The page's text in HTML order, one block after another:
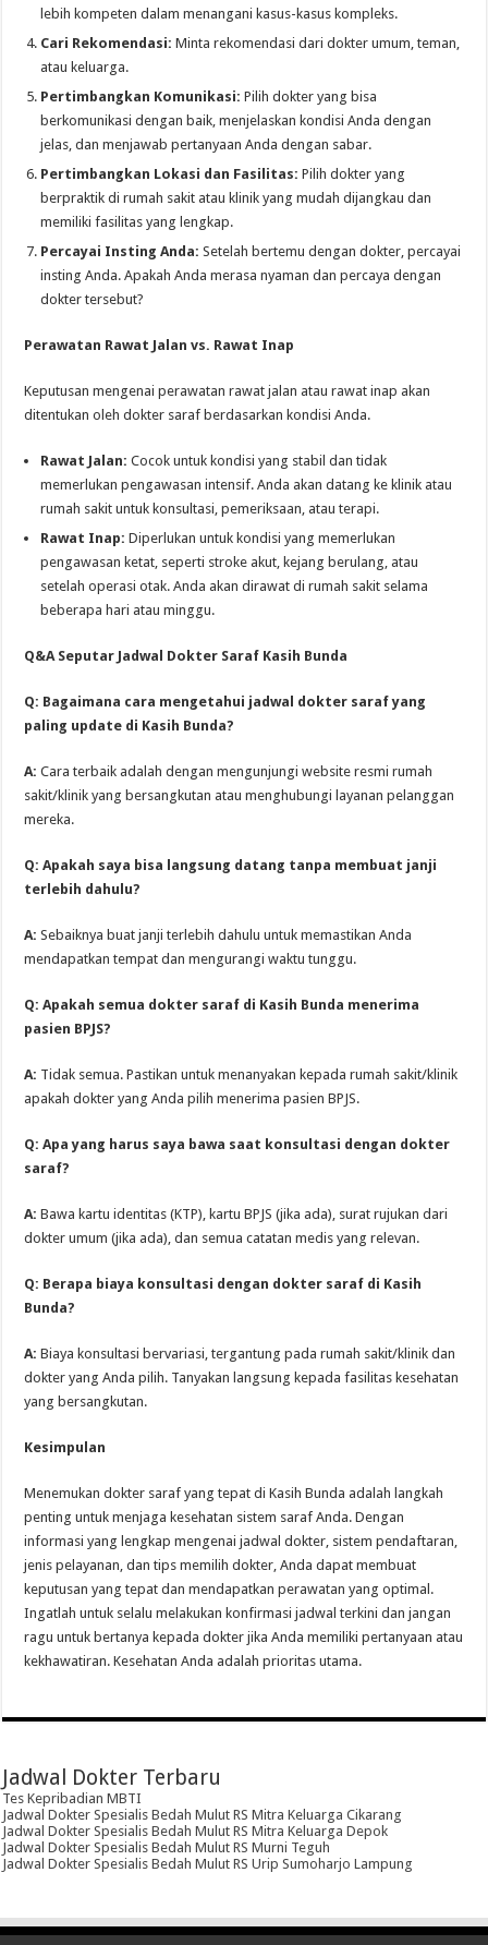
lebih kompeten dalam menangani kasus-kasus kompleks.
Cari Rekomendasi: Minta rekomendasi dari dokter umum, teman,
atau keluarga.
Pertimbangkan Komunikasi: Pilih dokter yang bisa
berkomunikasi dengan baik, menjelaskan kondisi Anda dengan
jelas, dan menjawab pertanyaan Anda dengan sabar.
Pertimbangkan Lokasi dan Fasilitas: Pilih dokter yang
berpraktik di rumah sakit atau klinik yang mudah dijangkau dan
memiliki fasilitas yang lengkap.
Percayai Insting Anda: Setelah bertemu dengan dokter, percayai
insting Anda. Apakah Anda merasa nyaman dan percaya dengan
dokter tersebut?
Perawatan Rawat Jalan vs. Rawat Inap
Keputusan mengenai perawatan rawat jalan atau rawat inap akan
ditentukan oleh dokter saraf berdasarkan kondisi Anda.
Rawat Jalan: Cocok untuk kondisi yang stabil dan tidak
memerlukan pengawasan intensif. Anda akan datang ke klinik atau
rumah sakit untuk konsultasi, pemeriksaan, atau terapi.
Rawat Inap: Diperlukan untuk kondisi yang memerlukan
pengawasan ketat, seperti stroke akut, kejang berulang, atau
setelah operasi otak. Anda akan dirawat di rumah sakit selama
beberapa hari atau minggu.
Q&A Seputar Jadwal Dokter Saraf Kasih Bunda
Q: Bagaimana cara mengetahui jadwal dokter saraf yang
paling update di Kasih Bunda?
A: Cara terbaik adalah dengan mengunjungi website resmi rumah
sakit/klinik yang bersangkutan atau menghubungi layanan pelanggan
mereka.
Q: Apakah saya bisa langsung datang tanpa membuat janji
terlebih dahulu?
A: Sebaiknya buat janji terlebih dahulu untuk memastikan Anda
mendapatkan tempat dan mengurangi waktu tunggu.
Q: Apakah semua dokter saraf di Kasih Bunda menerima
pasien BPJS?
A: Tidak semua. Pastikan untuk menanyakan kepada rumah sakit/klinik
apakah dokter yang Anda pilih menerima pasien BPJS.
Q: Apa yang harus saya bawa saat konsultasi dengan dokter
saraf?
A: Bawa kartu identitas (KTP), kartu BPJS (jika ada), surat rujukan dari
dokter umum (jika ada), dan semua catatan medis yang relevan.
Q: Berapa biaya konsultasi dengan dokter saraf di Kasih
Bunda?
A: Biaya konsultasi bervariasi, tergantung pada rumah sakit/klinik dan
dokter yang Anda pilih. Tanyakan langsung kepada fasilitas kesehatan
yang bersangkutan.
Kesimpulan
Menemukan dokter saraf yang tepat di Kasih Bunda adalah langkah
penting untuk menjaga kesehatan sistem saraf Anda. Dengan
informasi yang lengkap mengenai jadwal dokter, sistem pendaftaran,
jenis pelayanan, dan tips memilih dokter, Anda dapat membuat
keputusan yang tepat dan mendapatkan perawatan yang optimal.
Ingatlah untuk selalu melakukan konfirmasi jadwal terkini dan jangan
ragu untuk bertanya kepada dokter jika Anda memiliki pertanyaan atau
kekhawatiran. Kesehatan Anda adalah prioritas utama.
Jadwal Dokter Terbaru
Tes Kepribadian MBTI
Jadwal Dokter Spesialis Bedah Mulut RS Mitra Keluarga Cikarang
Jadwal Dokter Spesialis Bedah Mulut RS Mitra Keluarga Depok
Jadwal Dokter Spesialis Bedah Mulut RS Murni Teguh
Jadwal Dokter Spesialis Bedah Mulut RS Urip Sumoharjo Lampung